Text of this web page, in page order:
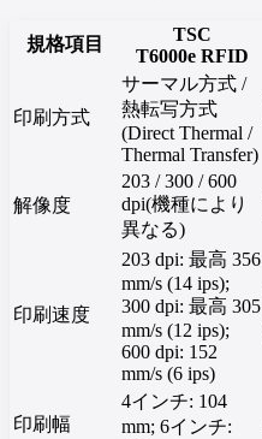
規格項目
TSC
T6000e RFID
印刷方式
サーマル方式 /
熱転写方式
(Direct Thermal /
Thermal Transfer)
解像度
203 / 300 / 600
dpi(機種により
異なる)
印刷速度
203 dpi: 最高 356
mm/s (14 ips);
300 dpi: 最高 305
mm/s (12 ips);
600 dpi: 152
mm/s (6 ips)
印刷幅
4インチ: 104
mm; 6インチ: